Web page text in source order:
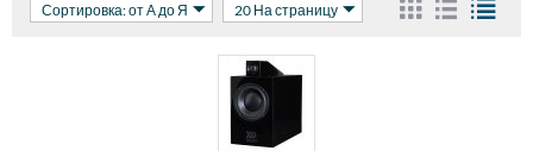
Сортировка: от А до Я 20 На страницу